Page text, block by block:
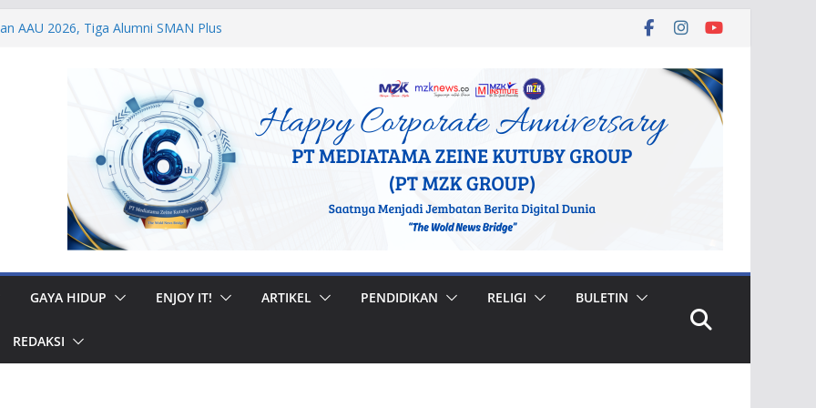
AAU 2026, Tiga Alumni SMAN Plus
Akpol Dampingi Siswa Sekolah
Bhakti 2026
Prajurit, Kodaeral V Hadiri Syukuran
Surabaya
Personel Lanud Sulaiman
World Boomerang Championship
GAYA HIDUP ENJOY IT! ARTIKEL PENDIDIKAN RELIGI BULETIN
REDAKSI